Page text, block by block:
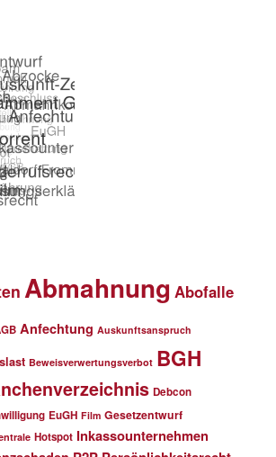
Abmahnung Abofalle
Anfechtung Auskunftsanspruch
Beweisverwertungsverbot BGH
Debcon
EuGH Film Gesetzentwurf
Hotspot Inkassounternehmen